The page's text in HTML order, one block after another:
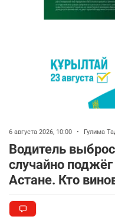
6 августа 2026, 10:00 • Гулима
Водитель
случайно
Астане. Кто